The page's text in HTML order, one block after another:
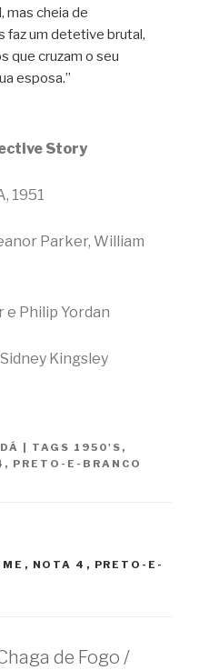
mas cheia de
faz um detetive brutal,
que cruzam o seu
esposa.”
Story
1951
Parker, William
Philip Yordan
Kingsley
TAGS 1950'S ,
, PRETO-E-BRANCO
, NOTA 4 , PRETO-E-
de Fogo /